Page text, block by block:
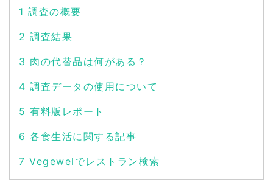
1 調査の概要
2 調査結果
3 肉の代替品は何がある？
4 調査データの使用について
5 有料版レポート
6 各食生活に関する記事
7 Vegewelでレストラン検索